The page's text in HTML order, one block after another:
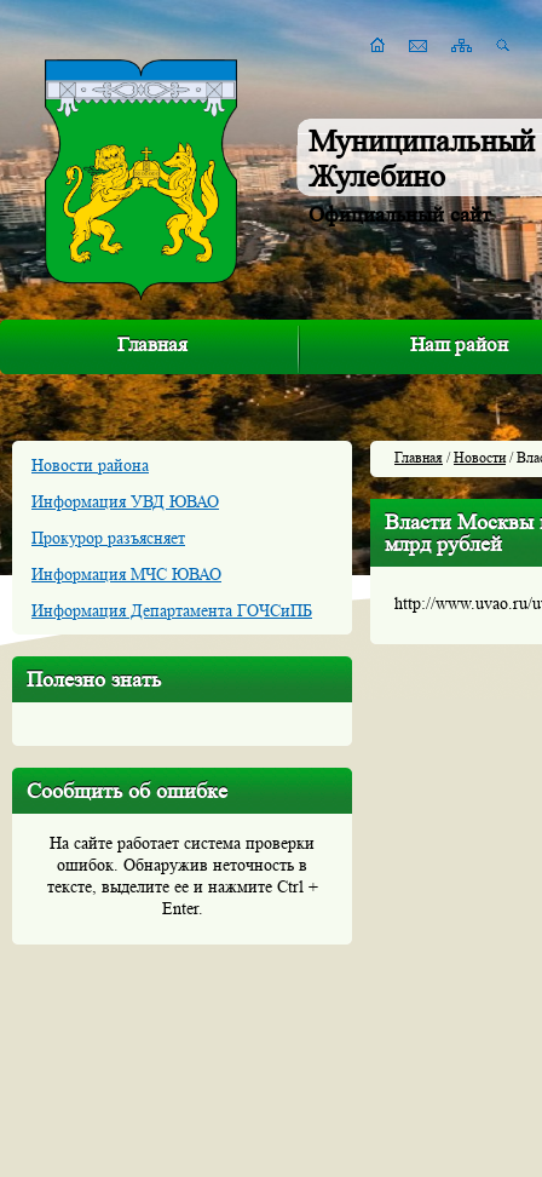
Муниципальный
Жулебино
Официальный сайт
Главная Наш район
Новости района
Информация УВД ЮВАО
Прокурор разъясняет
Информация МЧС ЮВАО
Информация Департамента ГОЧСиПБ
Полезно знать
Сообщить об ошибке
На сайте работает система проверки
ошибок. Обнаружив неточность в
тексте, выделите ее и нажмите Ctrl +
Enter.
Главная /Новости/
Власти Москвы
млрд рублей
http://www.uvao.ru/